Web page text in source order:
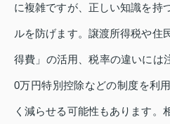
に複雑ですが、正しい知識を持
ルを防げます。譲渡所得税や住
得費」の活用、税率の違いには
0万円特別控除などの制度を利
く減らせる可能性もあります。